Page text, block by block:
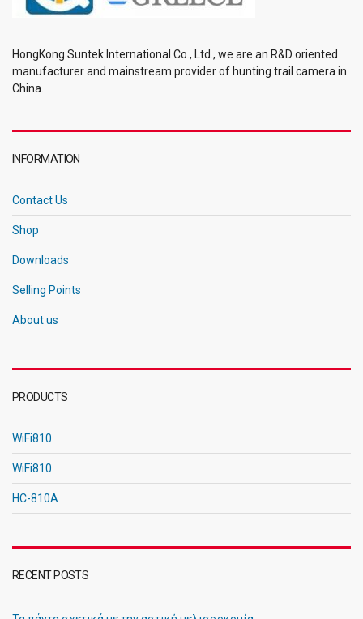
HongKong Suntek International Co., Ltd., we are an R&D oriented
manufacturer and mainstream provider of hunting trail camera in
China.
INFORMATION
Contact Us
Shop
Downloads
Selling Points
About us
PRODUCTS
WiFi810
WiFi810
HC-810A
RECENT POSTS